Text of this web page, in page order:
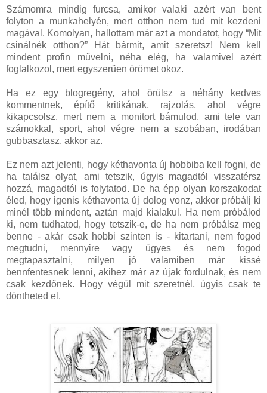
Számomra mindig furcsa, amikor valaki azért van bent
folyton a munkahelyén, mert otthon nem tud mit kezdeni
magával. Komolyan, hallottam már azt a mondatot, hogy “Mit
csinálnék otthon?” Hát bármit, amit szeretsz! Nem kell
mindent profin művelni, néha elég, ha valamivel azért
foglalkozol, mert egyszerűen örömet okoz.
Ha ez egy blogregény, ahol örülsz a néhány kedves
kommentnek, építő kritikának, rajzolás, ahol végre
kikapcsolsz, mert nem a monitort bámulod, ami tele van
számokkal, sport, ahol végre nem a szobában, irodában
gubbasztasz, akkor az.
Ez nem azt jelenti, hogy kéthavonta új hobbiba kell fogni, de
ha találsz olyat, ami tetszik, úgyis magadtól visszatérsz
hozzá, magadtól is folytatod. De ha épp olyan korszakodat
éled, hogy igenis kéthavonta új dolog vonz, akkor próbálj ki
minél több mindent, aztán majd kialakul. Ha nem próbálod
ki, nem tudhatod, hogy tetszik-e, de ha nem próbálsz meg
benne - akár csak hobbi szinten is - kitartani, nem fogod
megtudni, mennyire vagy ügyes és nem fogod
megtapasztalni, milyen jó valamiben már kissé
bennfentesnek lenni, akihez már az újak fordulnak, és nem
csak kezdőnek. Hogy végül mit szeretnél, úgyis csak te
döntheted el.